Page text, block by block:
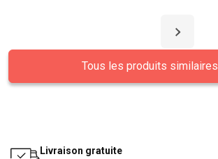
Tous les produits similaires
Livraison gratuite